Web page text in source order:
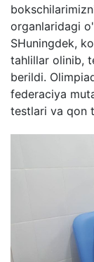
organlaridagi
SHuningdek,
tahlillar olinib,
berildi.
federaciya
testlari va qon